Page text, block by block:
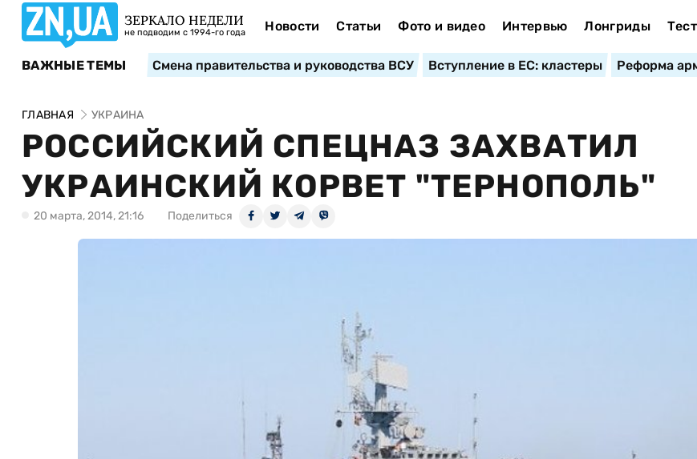
ЗЕРКАЛО НЕДЕЛИ
не подводим с 1994-го года Новости Статьи Фото и видео Интервью Лонгриды
ВАЖНЫЕ ТЕМЫ Смена правительства и руководства ВСУ Вступление в ЕС: кластеры Реформа
ГЛАВНАЯ УКРАИНА
РОССИЙСКИЙ СПЕЦНАЗ ЗАХВАТИЛ
УКРАИНСКИЙ КОРВЕТ "ТЕРНОПОЛЬ"
20 марта, 2014, 21:16 Поделиться